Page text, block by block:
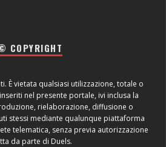
COPYRIGHT
È vietata qualsiasi utilizzazione, totale o
nel presente portale, ivi inclusa la
rielaborazione, diffusione o
stessi mediante qualunque piattaforma
telematica, senza previa autorizzazione
da parte di Duels.